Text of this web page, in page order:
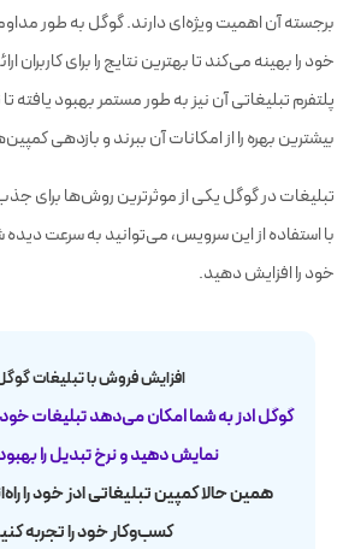
برجسته آن اهمیت ویژه‌ای دارند. گوگل به طور
خود را بهینه می‌کند تا بهترین نتایج را برای کاربران
پلتفرم تبلیغاتی آن نیز به طور مستمر بهبود یافته
بیشترین بهره را از امکانات آن ببرند و بازدهی
تبلیغات در گوگل یکی از موثرترین روش‌ها برای
با استفاده از این سرویس، می‌توانید به سرعت
خود را افزایش دهید.
افزایش فروش با تبلیغات
گوگل ادز به شما امکان می‌دهد تبلیغات خود
نمایش دهید و نرخ تبدیل را
همین حالا کمپین تبلیغاتی ادز خود را
کسب‌وکار خود را تجربه